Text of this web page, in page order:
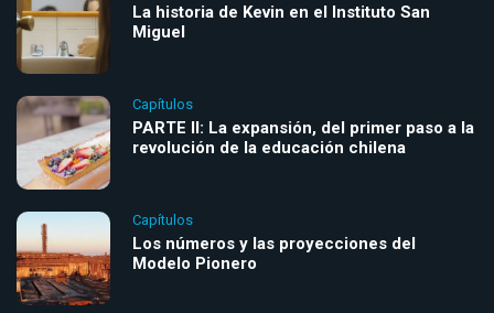
La historia de Kevin en el Instituto San
Miguel
Capítulos
PARTE II: La expansión, del primer paso a la
revolución de la educación chilena
Capítulos
Los números y las proyecciones del
Modelo Pionero